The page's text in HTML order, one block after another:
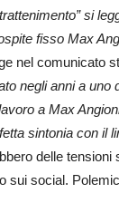
si
fisso Max
nel comunicato
negli anni a uno
a Max
sintonia con il
delle tensioni
sui social.